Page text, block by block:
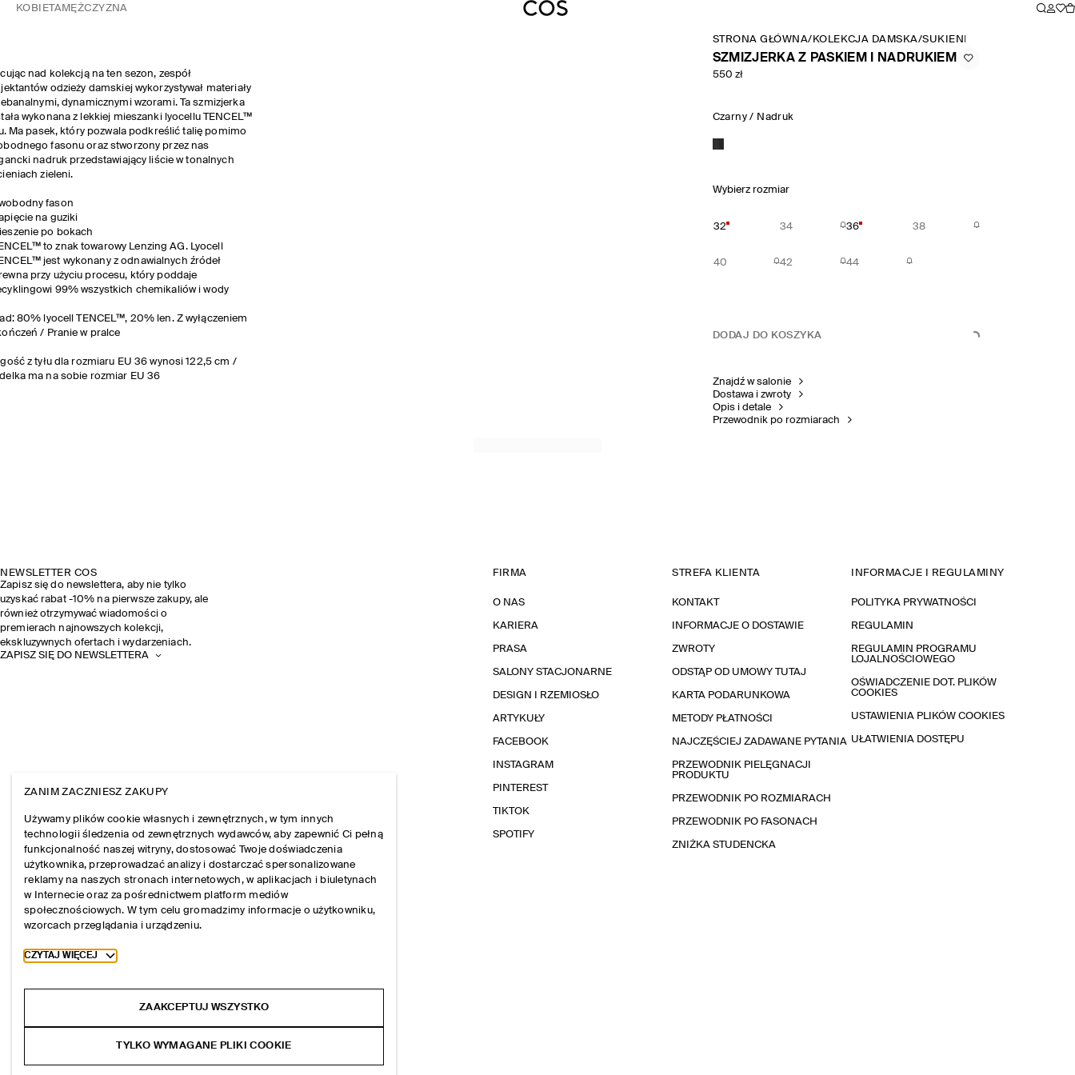
KOBIETA MĘŻCZYZNA
nad kolekcją na ten sezon, zespół
odzieży damskiej wykorzystywał materiały
dynamicznymi wzorami. Ta szmizjerka
wykonana z lekkiej mieszanki lyocellu TENCEL™
Ma pasek, który pozwala podkreślić talię pomimo
fasonu oraz stworzony przez nas
nadruk przedstawiający liście w tonalnych
zieleni.
fason
na guziki
po bokach
to znak towarowy Lenzing AG. Lyocell
jest wykonany z odnawialnych źródeł
przy użyciu procesu, który poddaje
99% wszystkich chemikaliów i wody
80% lyocell TENCEL™, 20% len. Z wyłączeniem
/ Pranie w pralce
z tyłu dla rozmiaru EU 36 wynosi 122,5 cm /
ma na sobie rozmiar EU 36
STRONA GŁÓWNA/ KOLEKCJA DAMSKA/SUKIENKI
SZMIZJERKA Z PASKIEM I NADRUKIEM
550 zł
Czarny / Nadruk
Wybierz rozmiar
32 34 36 38
40 42 44
DODAJ DO KOSZYKA
Znajdź w salonie
Dostawa i zwroty
Opis i detale
Przewodnik po rozmiarach
NEWSLETTER COS
Zapisz się do newslettera, aby nie tylko
uzyskać rabat -10% na pierwsze zakupy, ale
również otrzymywać wiadomości o
premierach najnowszych kolekcji,
ekskluzywnych ofertach i wydarzeniach.
ZAPISZ SIĘ DO NEWSLETTERA
FIRMA
O NAS
KARIERA
PRASA
SALONY STACJONARNE
DESIGN I RZEMIOSŁO
ARTYKUŁY
FACEBOOK
INSTAGRAM
PINTEREST
TIKTOK
SPOTIFY
STREFA KLIENTA
KONTAKT
INFORMACJE O DOSTAWIE
ZWROTY
ODSTĄP OD UMOWY TUTAJ
KARTA PODARUNKOWA
METODY PŁATNOŚCI
NAJCZĘŚCIEJ ZADAWANE PYTANIA
PRZEWODNIK PIELĘGNACJI
PRODUKTU
PRZEWODNIK PO ROZMIARACH
PRZEWODNIK PO FASONACH
ZNIŻKA STUDENCKA
INFORMACJE I REGULAMINY
POLITYKA PRYWATNOŚCI
REGULAMIN
REGULAMIN PROGRAMU
LOJALNOŚCIOWEGO
OŚWIADCZENIE DOT. PLIKÓW
COOKIES
USTAWIENIA PLIKÓW COOKIES
UŁATWIENIA DOSTĘPU
ZANIM ZACZNIESZ ZAKUPY
Używamy plików cookie własnych i zewnętrznych, w tym innych
technologii śledzenia od zewnętrznych wydawców, aby zapewnić Ci pełną
funkcjonalność naszej witryny, dostosować Twoje doświadczenia
użytkownika, przeprowadzać analizy i dostarczać spersonalizowane
reklamy na naszych stronach internetowych, w aplikacjach i biuletynach
w Internecie oraz za pośrednictwem platform mediów
społecznościowych. W tym celu gromadzimy informacje o użytkowniku,
wzorcach przeglądania i urządzeniu.
Toggle more cookie information
CZYTAJ WIĘCEJ
ZAAKCEPTUJ WSZYSTKO
TYLKO WYMAGANE PLIKI COOKIE